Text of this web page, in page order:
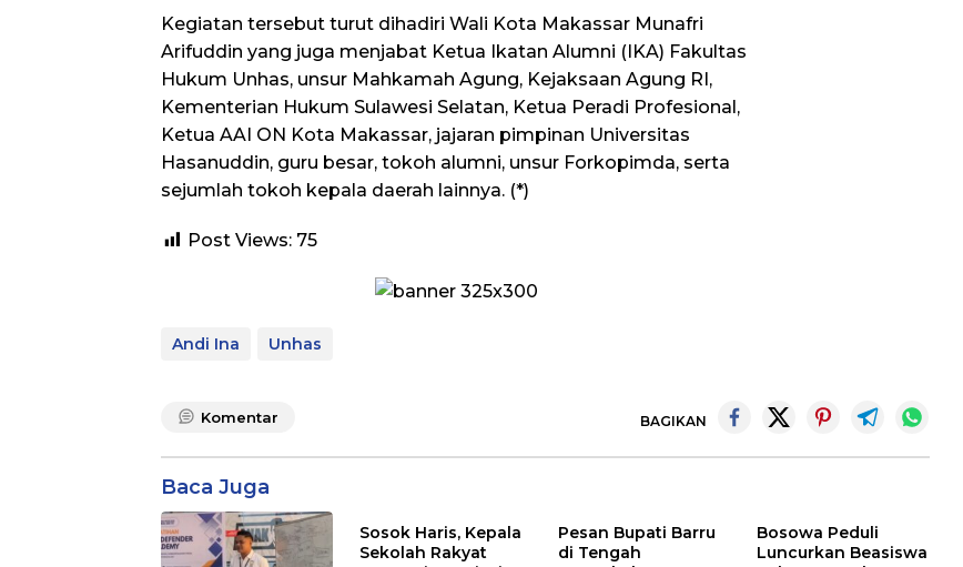
Kegiatan tersebut turut dihadiri Wali Kota Makassar Munafri
Arifuddin yang juga menjabat Ketua Ikatan Alumni (IKA) Fakultas
Hukum Unhas, unsur Mahkamah Agung, Kejaksaan Agung RI,
Kementerian Hukum Sulawesi Selatan, Ketua Peradi Profesional,
Ketua AAI ON Kota Makassar, jajaran pimpinan Universitas
Hasanuddin, guru besar, tokoh alumni, unsur Forkopimda, serta
sejumlah tokoh kepala daerah lainnya. (*)
Post Views: 75
Andi Ina Unhas
Komentar BAGIKAN
Baca Juga
Sosok Haris, Kepala
Sekolah Rakyat
Pesan Bupati Barru
di Tengah
Bosowa Peduli
Luncurkan Beasiswa